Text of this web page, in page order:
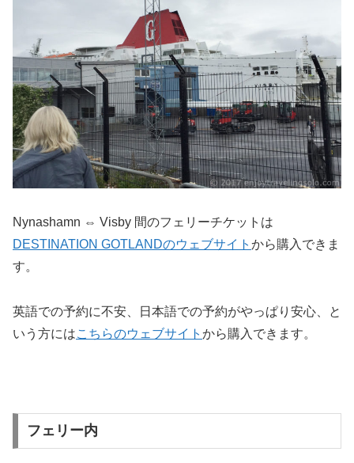
Nynashamn ⇔ Visby 間のフェリーチケットは
DESTINATION GOTLANDのウェブサイト から購入できま
す。
英語での予約に不安、日本語での予約がやっぱり安心、と
いう方にはこちらのウェブサイト から購入できます。
フェリー内